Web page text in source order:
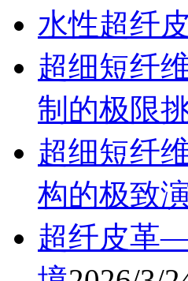
水性超纤
超细短纤
制的极限
超细短纤
构的极致
超纤皮革